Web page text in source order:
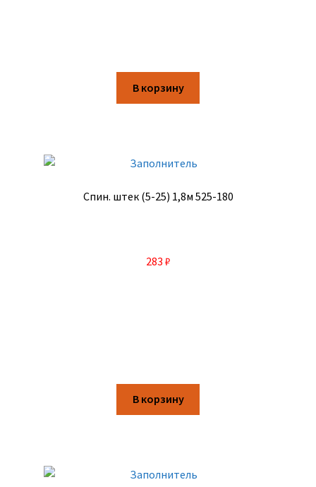
В корзину
Спин. штек (5-25) 1,8м 525-180
283 ₽
В корзину